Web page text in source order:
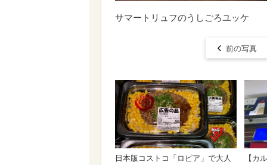
サマートリュフのうしごろユッケ
前の写真